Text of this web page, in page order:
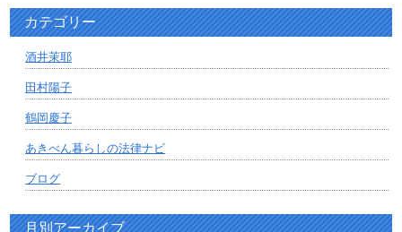
カテゴリー
酒井茉耶
田村陽子
鶴岡慶子
あきべん暮らしの法律ナビ
ブログ
月別アーカイブ